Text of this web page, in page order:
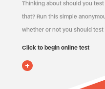
Thinking about should you
that? Run this simple
whether or not you should
Click to begin online test